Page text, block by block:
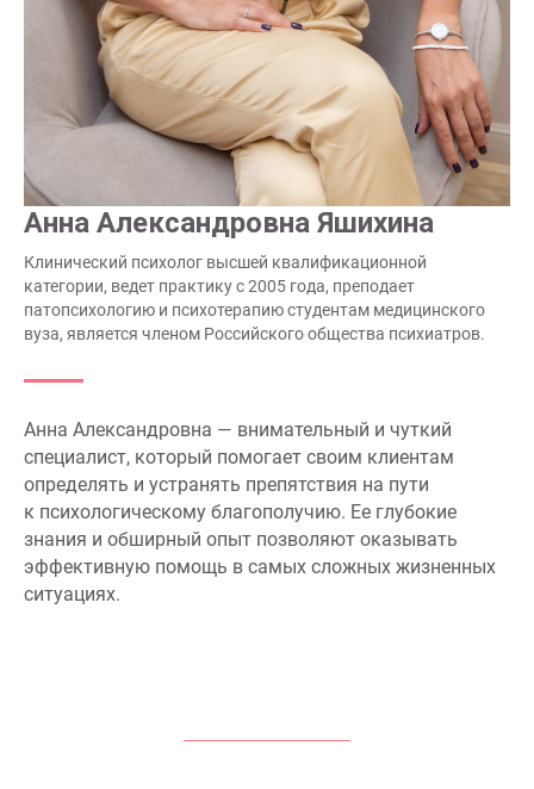
Анна Александровна Яшихина
Клинический психолог высшей квалификационной
категории, ведет практику с 2005 года, преподает
патопсихологию и психотерапию студентам медицинского
вуза, является членом Российского общества психиатров.
Анна Александровна — внимательный и чуткий
специалист, который помогает своим клиентам
определять и устранять препятствия на пути
к психологическому благополучию. Ее глубокие
знания и обширный опыт позволяют оказывать
эффективную помощь в самых сложных жизненных
ситуациях.